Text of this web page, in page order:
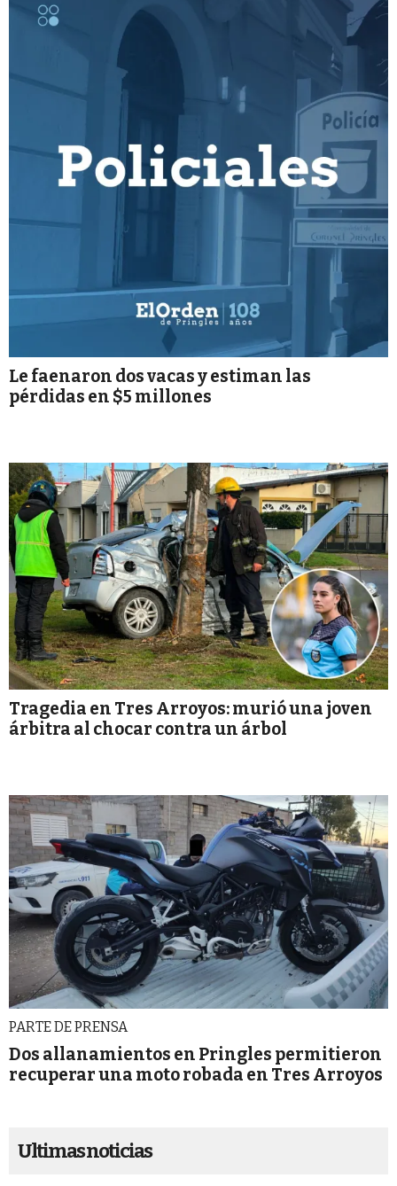
Le faenaron dos vacas y estiman las
pérdidas en $5 millones
Tragedia en Tres Arroyos: murió una joven
árbitra al chocar contra un árbol
PARTE DE PRENSA
Dos allanamientos en Pringles permitieron
recuperar una moto robada en Tres Arroyos
Ultimas noticias